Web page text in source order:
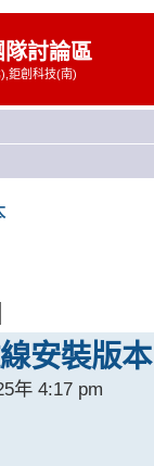
討論區
鉅創科技(南)
安裝版本
年 4:17 pm